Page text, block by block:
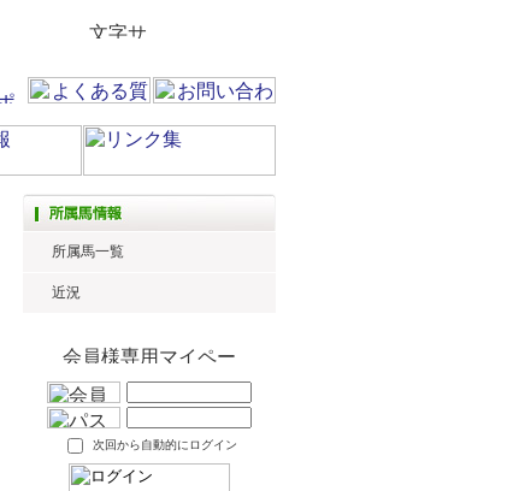
所属馬一覧
近況
次回から自動的にログイン